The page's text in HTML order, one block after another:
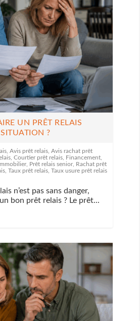
UN PRÊT RELAIS
?
,Avis prêt relais ,Avis rachat prêt
,Courtier prêt relais Financement
Prêt relais senior Rachat prêt
,Taux prêt relais ,Taux usure prêt relais
n’est pas sans danger,
bon prêt relais ? Le prêt...